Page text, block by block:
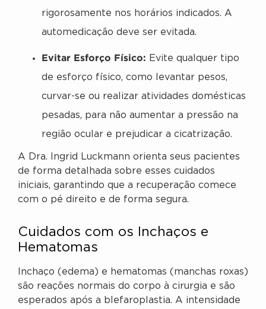
rigorosamente nos horários indicados. A
automedicação deve ser evitada.
Evitar Esforço Físico: Evite qualquer tipo
de esforço físico, como levantar pesos,
curvar-se ou realizar atividades domésticas
pesadas, para não aumentar a pressão na
região ocular e prejudicar a cicatrização.
A Dra. Ingrid Luckmann orienta seus pacientes
de forma detalhada sobre esses cuidados
iniciais, garantindo que a recuperação comece
com o pé direito e de forma segura.
Cuidados com os Inchaços e
Hematomas
Inchaço (edema) e hematomas (manchas roxas)
são reações normais do corpo à cirurgia e são
esperados após a blefaroplastia. A intensidade